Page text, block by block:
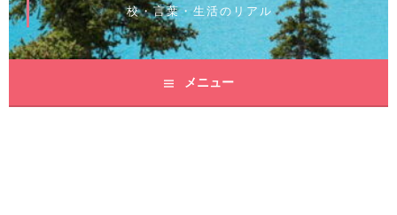
校・言葉・生活のリアル
メニュー